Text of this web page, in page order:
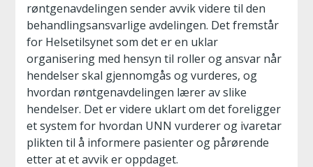
røntgenavdelingen sender avvik videre til den
behandlingsansvarlige avdelingen. Det fremstår
for Helsetilsynet som det er en uklar
organisering med hensyn til roller og ansvar når
hendelser skal gjennomgås og vurderes, og
hvordan røntgenavdelingen lærer av slike
hendelser. Det er videre uklart om det foreligger
et system for hvordan UNN vurderer og ivaretar
plikten til å informere pasienter og pårørende
etter at et avvik er oppdaget.